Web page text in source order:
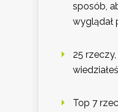
sposób,
wyglądał
25
Top 7